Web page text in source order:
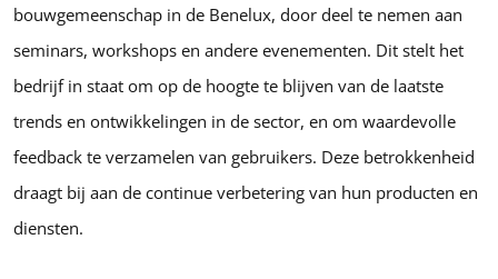
bouwgemeenschap in de Benelux, door deel te nemen aan
seminars, workshops en andere evenementen. Dit stelt het
bedrijf in staat om op de hoogte te blijven van de laatste
trends en ontwikkelingen in de sector, en om waardevolle
feedback te verzamelen van gebruikers. Deze betrokkenheid
draagt bij aan de continue verbetering van hun producten en
diensten.